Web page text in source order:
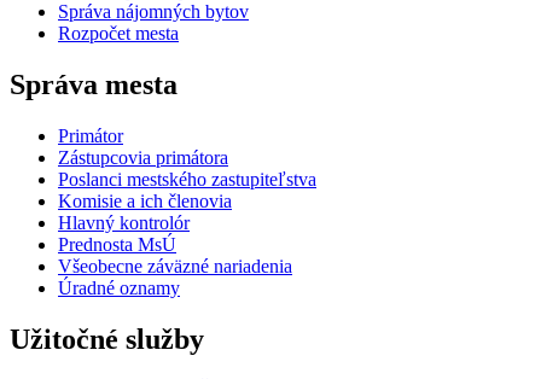
Správa nájomných bytov
Rozpočet mesta
Správa mesta
Primátor
Zástupcovia primátora
Poslanci mestského zastupiteľstva
Komisie a ich členovia
Hlavný kontrolór
Prednosta MsÚ
Všeobecne záväzné nariadenia
Úradné oznamy
Užitočné služby